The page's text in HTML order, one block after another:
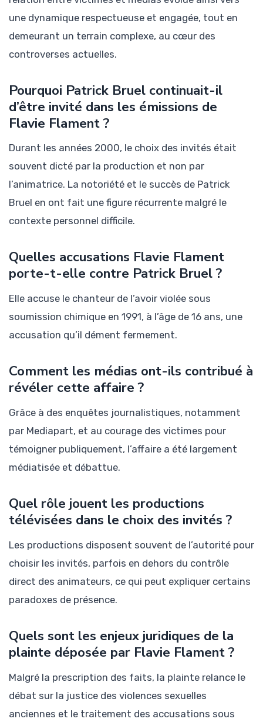
une dynamique respectueuse et engagée, tout en
demeurant un terrain complexe, au cœur des
controverses actuelles.
Pourquoi Patrick Bruel continuait-il
d’être invité dans les émissions de
Flavie Flament ?
Durant les années 2000, le choix des invités était
souvent dicté par la production et non par
l’animatrice. La notoriété et le succès de Patrick
Bruel en ont fait une figure récurrente malgré le
contexte personnel difficile.
Quelles accusations Flavie Flament
porte-t-elle contre Patrick Bruel ?
Elle accuse le chanteur de l’avoir violée sous
soumission chimique en 1991, à l’âge de 16 ans, une
accusation qu’il dément fermement.
Comment les médias ont-ils contribué à
révéler cette affaire ?
Grâce à des enquêtes journalistiques, notamment
par Mediapart, et au courage des victimes pour
témoigner publiquement, l’affaire a été largement
médiatisée et débattue.
Quel rôle jouent les productions
télévisées dans le choix des invités ?
Les productions disposent souvent de l’autorité pour
choisir les invités, parfois en dehors du contrôle
direct des animateurs, ce qui peut expliquer certains
paradoxes de présence.
Quels sont les enjeux juridiques de la
plainte déposée par Flavie Flament ?
Malgré la prescription des faits, la plainte relance le
débat sur la justice des violences sexuelles
anciennes et le traitement des accusations sous